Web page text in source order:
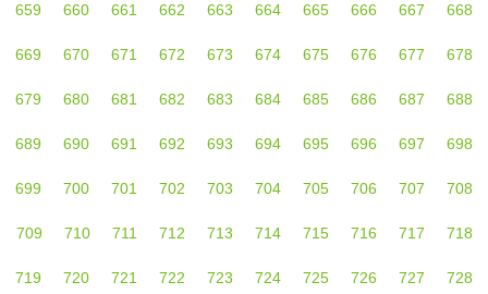
659 660 661 662 663 664 665 666 667 668
669 670 671 672 673 674 675 676 677 678
679 680 681 682 683 684 685 686 687 688
689 690 691 692 693 694 695 696 697 698
699 700 701 702 703 704 705 706 707 708
709 710 711 712 713 714 715 716 717 718
719 720 721 722 723 724 725 726 727 728